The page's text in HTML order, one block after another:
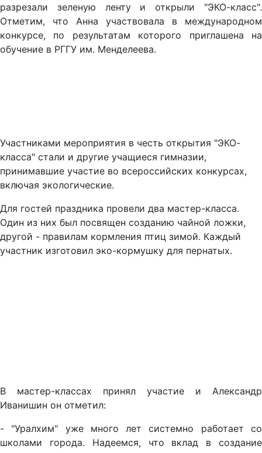
разрезали зеленую ленту и открыли "ЭКО-класс".
Отметим, что Анна участвовала в международном
конкурсе, по результатам которого приглашена на
обучение в РГГУ им. Менделеева.
Участниками мероприятия в честь открытия "ЭКО-
класса" стали и другие учащиеся гимназии,
принимавшие участие во всероссийских конкурсах,
включая экологические.
Для гостей праздника провели два мастер-класса.
Один из них был посвящен созданию чайной ложки,
другой - правилам кормления птиц зимой. Каждый
участник изготовил эко-кормушку для пернатых.
В мастер-классах принял участие и Александр
Иванишин он отметил:
- "Уралхим" уже много лет системно работает со
школами города. Надеемся, что вклад в создание